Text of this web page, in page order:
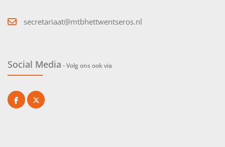
secretariaat@mtbhettwentseros.nl
Social Media - Volg ons ook via